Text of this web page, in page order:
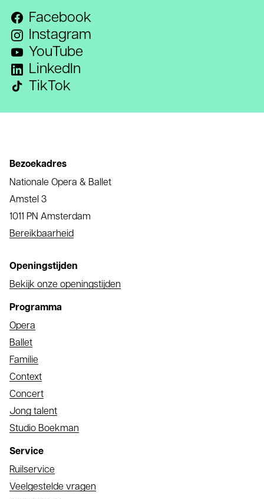
Facebook
Instagram
YouTube
LinkedIn
TikTok
Bezoekadres
Nationale Opera & Ballet
Amstel 3
1011 PN Amsterdam
Bereikbaarheid
Openingstijden
Bekijk onze openingstijden
Programma
Opera
Ballet
Familie
Context
Concert
Jong talent
Studio Boekman
Service
Ruilservice
Veelgestelde vragen